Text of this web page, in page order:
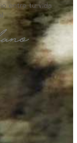
entre tu vida